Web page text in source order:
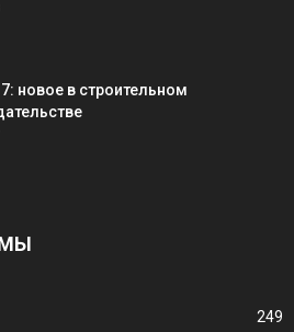
новое в строительном
249